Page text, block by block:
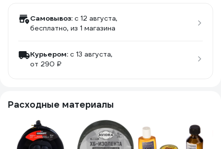
Самовывоз: c 12 августа,
бесплатно, из 1 магазина
Курьером: c 13 августа,
от 290 ₽
Расходные материалы